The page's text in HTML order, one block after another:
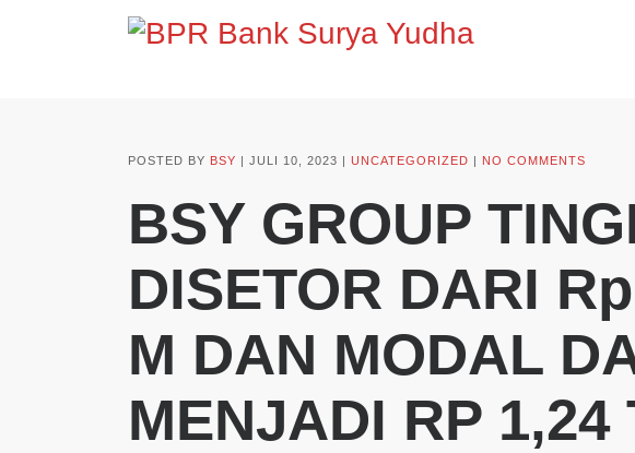
POSTED BY BSY JULI 10, 2023 UNCATEGORIZED NO COMMENTS
BSY GROUP
DISETOR DARI
M DAN MODAL
MENJADI RP 1,24